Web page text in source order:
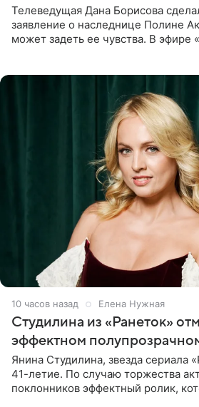
Телеведущая Дана Борисова
заявление о наследнице Полине
может задеть ее чувства. В эфире
10 часов назад Елена Нужная
Студилина из «Ранеток»
эффектном
Янина Студилина, звезда сериала
41-летие. По случаю торжества
поклонников эффектный ролик,